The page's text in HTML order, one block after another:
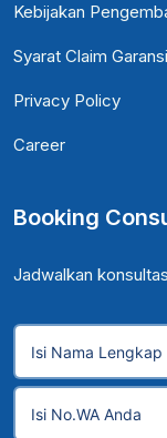
Kebijakan
Syarat Claim
Privacy Policy
Career
Booking
Jadwalkan